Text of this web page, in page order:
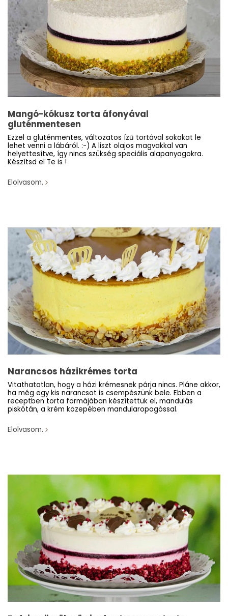
Mangó-kókusz torta áfonyával
gluténmentesen
Ezzel a gluténmentes, változatos ízű tortával sokakat le
lehet venni a lábáról. :-) A liszt olajos magvakkal van
helyettesítve, így nincs szükség speciális alapanyagokra.
Készítsd el Te is !
Elolvasom.
Narancsos házikrémes torta
Vitathatatlan, hogy a házi krémesnek párja nincs. Pláne akkor,
ha még egy kis narancsot is csempészünk bele. Ebben a
receptben torta formájában készítettük el, mandulás
piskótán, a krém közepében mandularopogóssal.
Elolvasom.